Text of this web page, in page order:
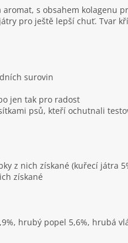
s obsahem kolagenu
pro ještě lepší chuť. Tvar
surovin
jen tak pro radost
psů, kteří ochutnali
z nich získané (kuřecí játra
získané
hrubý popel 5,6%, hrubá